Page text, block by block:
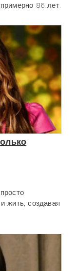
86 лет.
жить, создавая